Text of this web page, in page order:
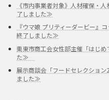
《市内事業者対象》人材確保・
了しました≫
『ウマ娘 プリティーダービー』
終了しました≫
栗東市商工会女性部主催「はじ
た≫
展示商談会「フードセレクショ
ました≫